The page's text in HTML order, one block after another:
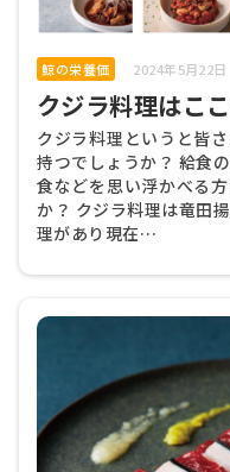
鯨の栄養価 2024年5月22日
クジラ料理はこ
クジラ料理というと皆
持つでしょうか？ 給食
食などを思い浮かべる
か？ クジラ料理は竜田
理があり現在…